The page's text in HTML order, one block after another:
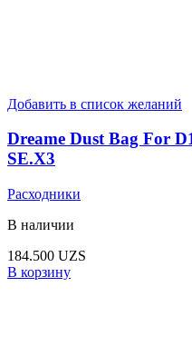
Добавить в список желаний
Dreame Dust Bag For
SE.X3
Расходники
В наличии
184.500 UZS
В корзину